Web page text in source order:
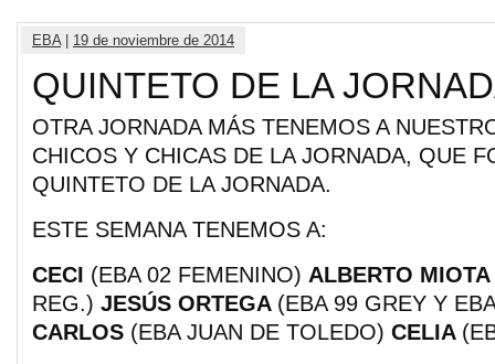
EBA| 19 de noviembre de 2014
QUINTETO DE LA
OTRA JORNADA MÁS TENEMOS A
CHICOS Y CHICAS DE LA JORNADA, QUE
QUINTETO DE LA JORNADA.
ESTE SEMANA TENEMOS A:
CECI (EBA 02 FEMENINO) ALBERTO MIOTA
REG.) JESÚS ORTEGA (EBA 99 GREY Y
CARLOS (EBA JUAN DE TOLEDO) CELIA